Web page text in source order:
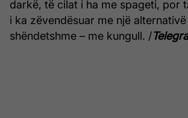
darkë, të cilat i ha me spageti, por
i ka zëvendësuar me një
shëndetshme – me kungull. /